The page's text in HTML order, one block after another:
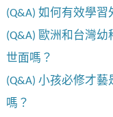
(Q&A) 如何有效學習
(Q&A) 歐洲和台灣
世面嗎？
(Q&A) 小孩必修才
嗎？